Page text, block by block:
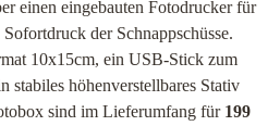
einen eingebauten Fotodrucker für
der Schnappschüsse.
10x15cm, ein USB-Stick zum
stabiles höhenverstellbares Stativ
sind im Lieferumfang für 199